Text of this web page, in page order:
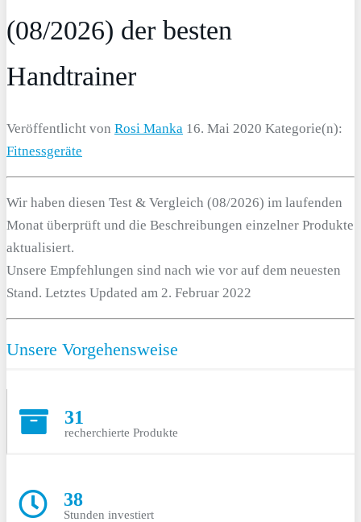
(08/2026) der besten
Handtrainer
Veröffentlicht von Rosi Manka 16. Mai 2020 Kategorie(n):
Fitnessgeräte
Wir haben diesen Test & Vergleich (08/2026) im laufenden
Monat überprüft und die Beschreibungen einzelner Produkte
aktualisiert.
Unsere Empfehlungen sind nach wie vor auf dem neuesten
Stand. Letztes Updated am 2. Februar 2022
Unsere Vorgehensweise
31
recherchierte Produkte
38
Stunden investiert